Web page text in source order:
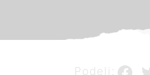
Podeli: